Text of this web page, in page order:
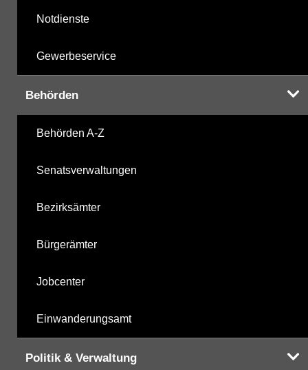
Notdienste
Gewerbeservice
Behörden
Behörden A-Z
Senatsverwaltungen
Bezirksämter
Bürgerämter
Jobcenter
Einwanderungsamt
Politik & Verwaltung